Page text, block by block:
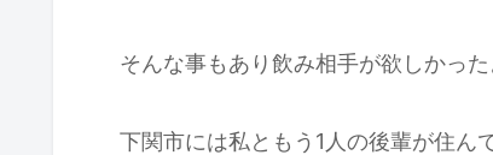
そんな事もあり飲み相手が欲しかっ
下関市には私ともう1人の後輩が住ん